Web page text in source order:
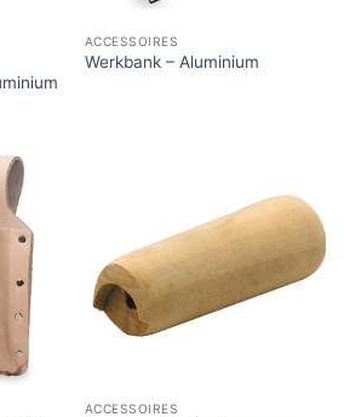
ACCESSOIRES
Werkbank – Aluminium
ACCESSOIRES